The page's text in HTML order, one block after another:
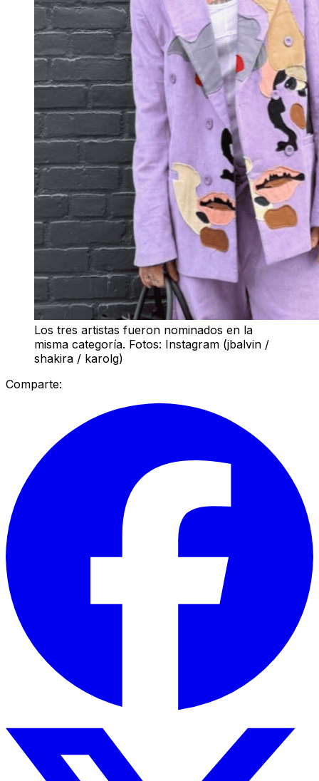
Los tres artistas fueron nominados en la
misma categoría. Fotos: Instagram (jbalvin /
shakira / karolg)
Comparte: